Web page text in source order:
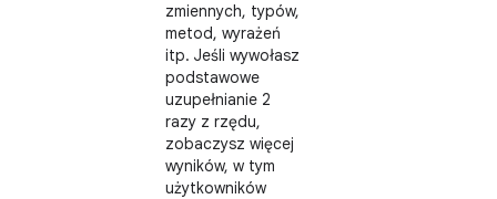
zmiennych, typów,
metod, wyrażeń
itp. Jeśli wywołasz
podstawowe
uzupełnianie 2
razy z rzędu,
zobaczysz więcej
wyników, w tym
użytkowników